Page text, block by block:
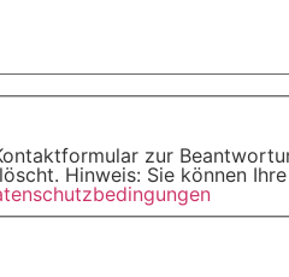
zur
Hinweis: Sie können